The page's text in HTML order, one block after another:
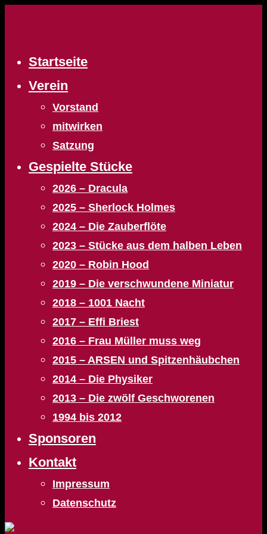
Startseite
Verein
Vorstand
mitwirken
Satzung
Gespielte Stücke
2026 – Dracula
2025 – Sherlock Holmes
2024 – Die Zauberflöte
2023 – Stücke aus dem halben Leben
2020 – Robin Hood
2019 – Die verschwundene Miniatur
2018 – 1001 Nacht
2017 – Effi Briest
2016 – Frau Müller muss weg
2015 – ARSEN und Spitzenhäubchen
2014 – Die Physiker
2013 – Die zwölf Geschworenen
1994 bis 2012
Sponsoren
Kontakt
Impressum
Datenschutz